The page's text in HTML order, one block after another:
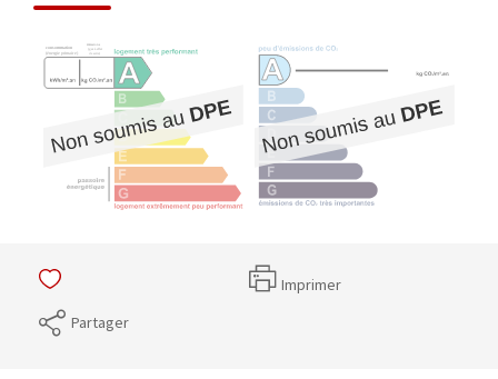
Imprimer
Partager